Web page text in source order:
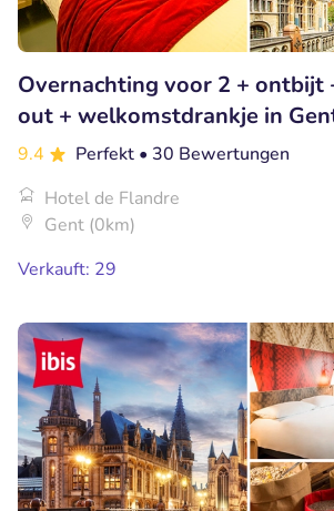
Overnachting voor 2 + ontbijt
out + welkomstdrankje in
9.4 Perfekt • 30 Bewertungen
Hotel de Flandre
Gent (0km)
Verkauft: 29